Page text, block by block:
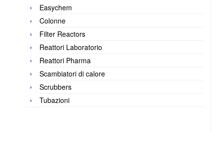
Easychem
Colonne
Filter Reactors
Reattori Laboratorio
Reattori Pharma
Scambiatori di calore
Scrubbers
Tubazioni